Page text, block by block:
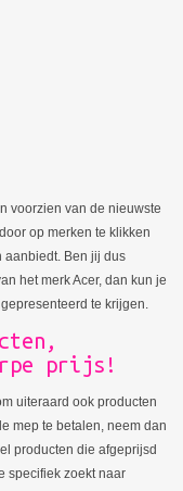
voorzien van de nieuwste
op merken te klikken
aanbiedt. Ben jij dus
het merk Acer, dan kun je
te krijgen.
prijs!
uiteraard ook producten
mep te betalen, neem dan
producten die afgeprijsd
specifiek zoekt naar